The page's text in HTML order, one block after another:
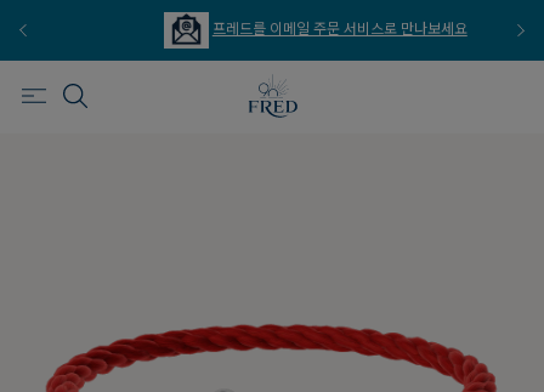
프레드를 이메일 주문 서비스로 만나보세요